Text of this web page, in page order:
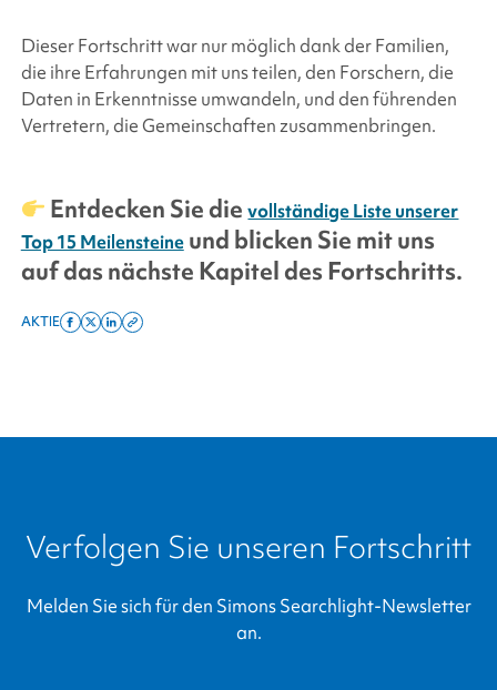
Dieser Fortschritt war nur möglich dank der Familien,
die ihre Erfahrungen mit uns teilen, den Forschern, die
Daten in Erkenntnisse umwandeln, und den führenden
Vertretern, die Gemeinschaften zusammenbringen.
Entdecken Sie dievollständige Liste unserer
Top 15 Meilensteineund blicken Sie mit uns
auf das nächste Kapitel des Fortschritts.
AKTIE
ShareShareShareCopy
Verfolgen Sie unseren Fortschritt
Melden Sie sich für den Simons Searchlight-Newsletter
an.